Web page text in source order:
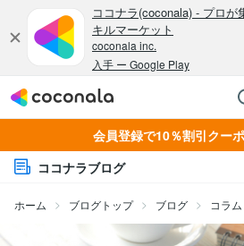
会員登録で10％割引クー
ココナラブログ
ホーム ブログトップ ブログ コラム